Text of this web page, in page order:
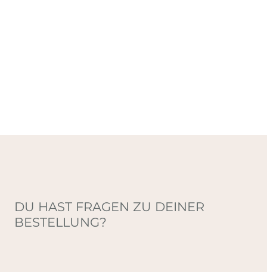
DU HAST FRAGEN ZU DEINER
BESTELLUNG?